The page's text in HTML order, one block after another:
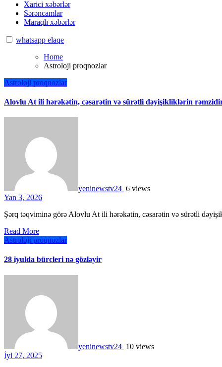
Xarici xəbərlər
Sərəncamlar
Maraqlı xəbərlər
whatsapp elaqe
Home
Astroloji proqnozlar
Astroloji proqnozlar
Alovlu At ili hərəkətin, cəsarətin və sürətli dəyişikliklərin
yeninewstv24 6 views
Yan 3, 2026
Şərq təqviminə görə Alovlu At ili hərəkətin, cəsarətin və sürətli
Read More
Astroloji proqnozlar
28 iyulda bürcleri nə gözləyir
yeninewstv24 10 views
İyl 27, 2025